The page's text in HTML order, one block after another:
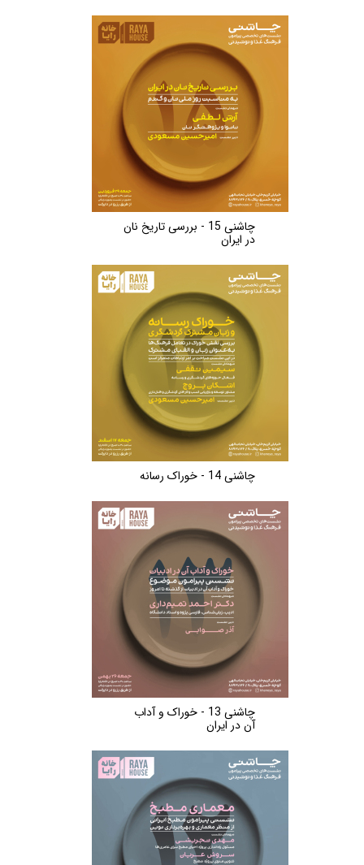
چاشنی 15 - بررسی تاریخ نان
در ایران
چاشنی 14 - خوراک رسانه
چاشنی 13 - خوراک و آداب
آن در ایران